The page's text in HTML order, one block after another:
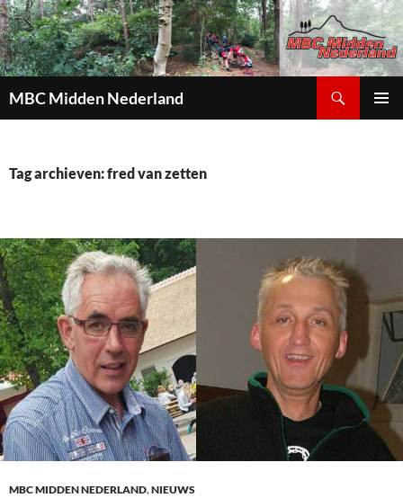
MBC Midden Nederland
INHOUD
Tag archieven: fred van zetten
MBC MIDDEN NEDERLAND,NIEUWS